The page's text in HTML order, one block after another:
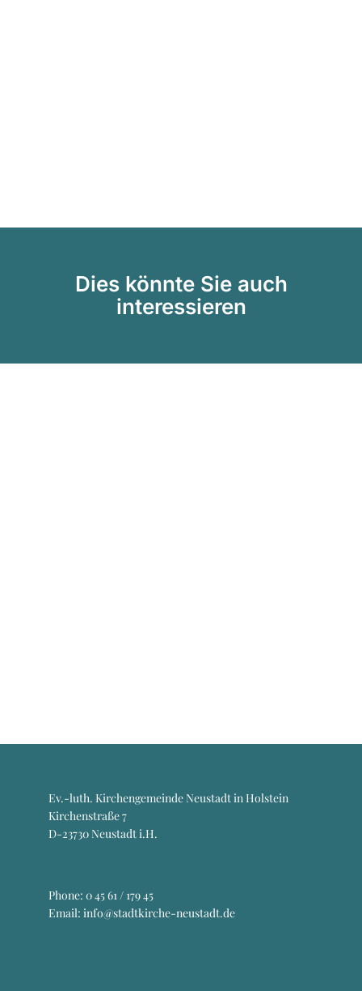
Dies könnte Sie auch
interessieren
Ev.-luth. Kirchengemeinde Neustadt in Holstein
Kirchenstraße 7
D-23730 Neustadt i.H.
Phone: 0 45 61 / 179 45
Email: info@stadtkirche-neustadt.de